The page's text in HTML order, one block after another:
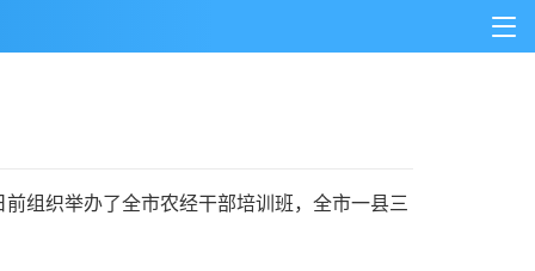
组织举办了全市农经干部培训班，全市一县三